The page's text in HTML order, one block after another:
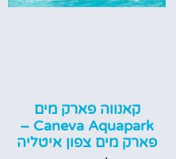
קאנווה פארק מים
Caneva Aquapark –
פארק מים צפון איטליה